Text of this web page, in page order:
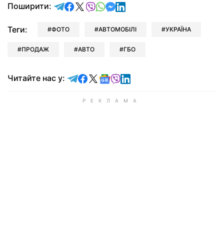
Поширити: відправити у Telegram
поділитись у Facebook
поділитись у X
відправити у Viber
відправити у Whatsapp
відправити у Messenger
відправити у LinkedIn
Теги: ФОТО АВТОМОБІЛІ УКРАЇНА
ПРОДАЖ АВТО ГБО
Читайте нас у: Читайте у Telegram
Читайте у Facebook
Читайте у X
Читайте у Google news
Читайте у Viber
Читайте у LinkedIn